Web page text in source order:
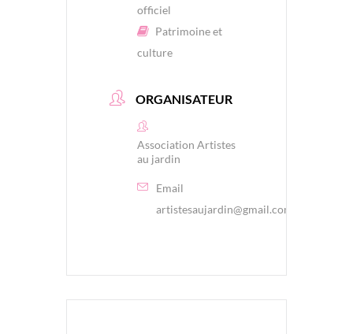
officiel
Patrimoine et
culture
ORGANISATEUR
Association Artistes
au jardin
Email
artistesaujardin@gmail.com